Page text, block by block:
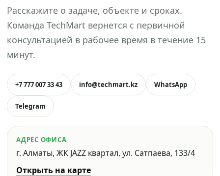
Расскажите о задаче, объекте и сроках.
Команда TechMart вернется с первичной
консультацией в рабочее время в течение 15
минут.
+7 777 007 33 43 info@techmart.kz WhatsApp
Telegram
АДРЕС ОФИСА
г. Алматы, ЖК JAZZ квартал, ул. Сатпаева, 133/4
Открыть на карте